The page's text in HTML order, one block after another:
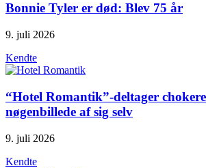
Bonnie Tyler er død: Blev 75 år
9. juli 2026
Kendte
“Hotel Romantik”-deltager
nøgenbillede af sig selv
9. juli 2026
Kendte